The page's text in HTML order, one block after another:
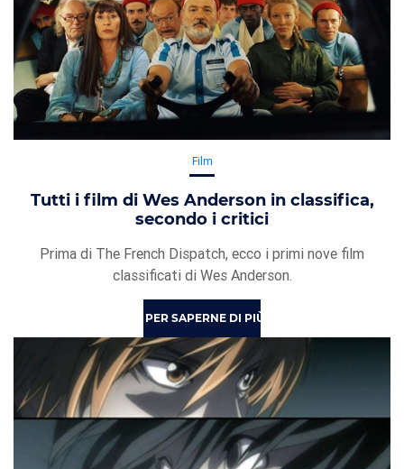
Film
Tutti i film di Wes Anderson in classifica,
secondo i critici
Prima di The French Dispatch, ecco i primi nove film
classificati di Wes Anderson.
PER SAPERNE DI PIÙ